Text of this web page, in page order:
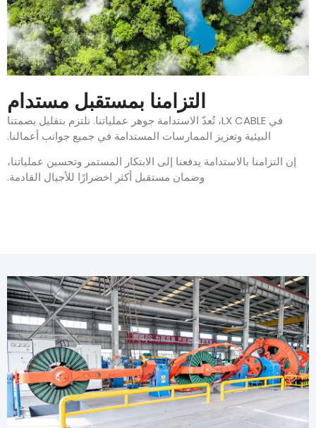
التزامنا بمستقبل مستدام
في LX CABLE، تُعدّ الاستدامة جوهر عملياتنا. نلتزم بتقليل بصمتنا
البيئية وتعزيز الممارسات المستدامة في جميع جوانب أعمالنا.
إن التزامنا بالاستدامة يدفعنا إلى الابتكار المستمر وتحسين عملياتنا،
وضمان مستقبل أكثر اخضرارًا للأجيال القادمة.